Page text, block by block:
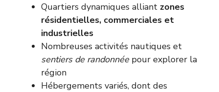
Quartiers dynamiques alliant zones
résidentielles, commerciales et
industrielles
Nombreuses activités nautiques et
sentiers de randonnéepour explorer la
région
Hébergements variés, dont des